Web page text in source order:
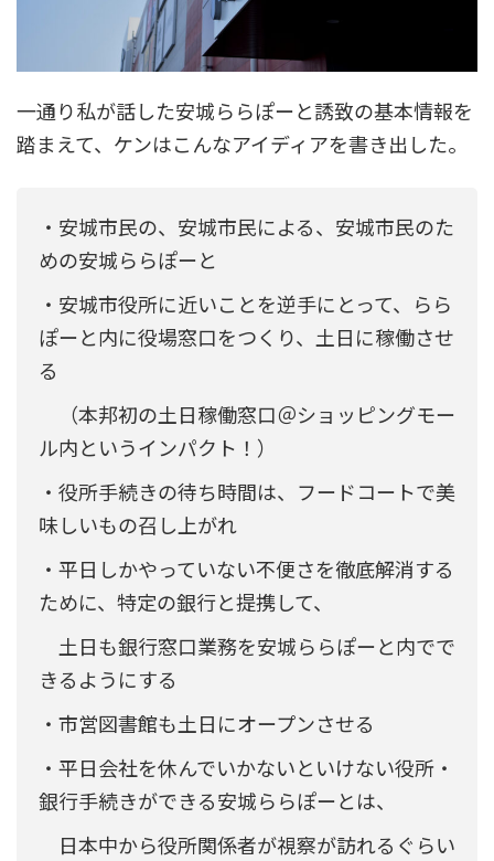
一通り私が話した安城ららぽーと誘致の基本情報を
踏まえて、ケンはこんなアイディアを書き出した。
・安城市民の、安城市民による、安城市民のた
めの安城ららぽーと
・安城市役所に近いことを逆手にとって、らら
ぽーと内に役場窓口をつくり、土日に稼働させ
る
（本邦初の土日稼働窓口＠ショッピングモー
ル内というインパクト！）
・役所手続きの待ち時間は、フードコートで美
味しいもの召し上がれ
・平日しかやっていない不便さを徹底解消する
ために、特定の銀行と提携して、
土日も銀行窓口業務を安城ららぽーと内でで
きるようにする
・市営図書館も土日にオープンさせる
・平日会社を休んでいかないといけない役所・
銀行手続きができる安城ららぽーとは、
日本中から役所関係者が視察が訪れるぐらい